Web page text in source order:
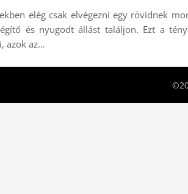
elég csak elvégezni egy rövidnek
és nyugodt állást találjon. Ezt a
azok az…